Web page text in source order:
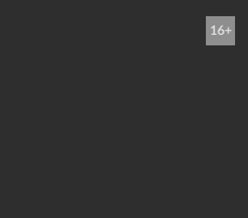
16+